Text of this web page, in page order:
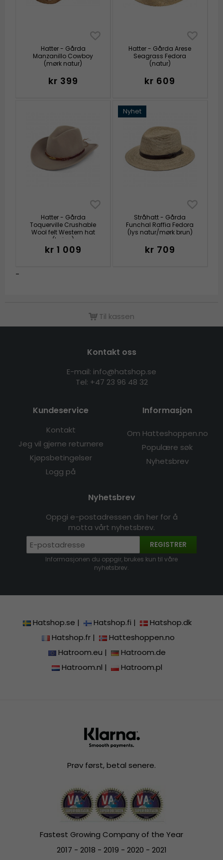
Hatter - Gårda
Manzanillo Cowboy
(mørk natur)
kr 399
Hatter - Gårda Arese
Seagrass Fedora
(natur)
kr 609
Hatter - Gårda
Toquerville Crushable
Wool felt Western hat
(beige)
kr 1 009
Nyhet
Stråhatt - Gårda
Funchal Raffia Fedora
(lys natur/mørk brun)
kr 709
-
Til kassen
Kontakt oss
E-mail: info@hatshop.se
Tel: +47 23 96 48 32
Kundeservice
Kontakt
Jeg vil gjerne returnere
Kjøpsbetingelser
Logg på
Informasjon
Om Hatteshoppen.no
Populære søk
Nyhetsbrev
Nyhetsbrev
Oppgi e-postadressen din her for å
motta vårt nyhetsbrev.
REGISTRER
Informasjonen du oppgir, brukes kun til våre
nyhetsbrev.
Hatshop.se | Hatshop.fi |
Hatshop.dk
Hatshop.fr|
Hatteshoppen.no
Hatroom.eu |
Hatroom.de
Hatroom.nl | Hatroom.pl
Prøv først, betal senere.
Fastest Growing Company of the Year
2017 - 2018 - 2019 - 2020 - 2021